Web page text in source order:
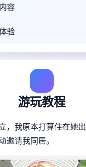
容
验
游玩教程
，我原本打算住在她
邀请我同居。